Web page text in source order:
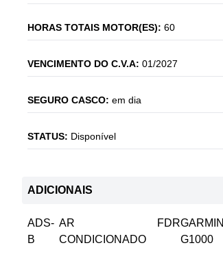
HORAS TOTAIS MOTOR(ES): 60
VENCIMENTO DO C.V.A: 01/2027
SEGURO CASCO: em dia
STATUS: Disponível
ADICIONAIS
ADS-
B
AR
CONDICIONADO
FDRGARMIN
G1000